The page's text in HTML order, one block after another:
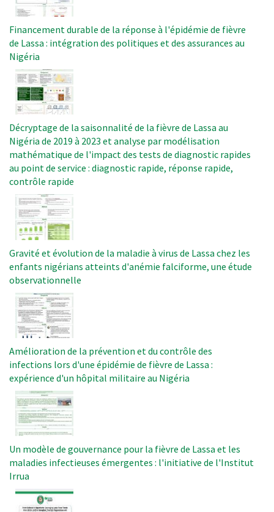
Financement durable de la réponse à l'épidémie de fièvre
de Lassa : intégration des politiques et des assurances au
Nigéria
Image
Décryptage de la saisonnalité de la fièvre de Lassa au
Nigéria de 2019 à 2023 et analyse par modélisation
mathématique de l'impact des tests de diagnostic rapides
au point de service : diagnostic rapide, réponse rapide,
contrôle rapide
Image
Gravité et évolution de la maladie à virus de Lassa chez les
enfants nigérians atteints d'anémie falciforme, une étude
observationnelle
Image
Amélioration de la prévention et du contrôle des
infections lors d'une épidémie de fièvre de Lassa :
expérience d'un hôpital militaire au Nigéria
Image
Un modèle de gouvernance pour la fièvre de Lassa et les
maladies infectieuses émergentes : l'initiative de l'Institut
Irrua
Image